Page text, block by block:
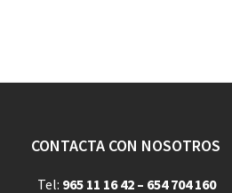
CONTACTA CON NOSOTROS
Tel: 965 11 16 42 – 654 704 160